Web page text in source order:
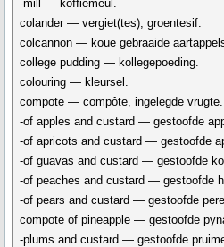
-mill — koffiemeul.
colander — vergiet(tes), groentesif.
colcannon — koue gebraaide
college pudding — kollegepoeding.
colouring — kleursel.
compote — compôte, ingelegde vrugte.
-of apples and custard — gestoofde
-of apricots and custard — gestoofde
-of guavas and custard — gestoofde
-of peaches and custard — gestoofde
-of pears and custard — gestoofde
compote of pineapple — gestoofde
-plums and custard — gestoofde